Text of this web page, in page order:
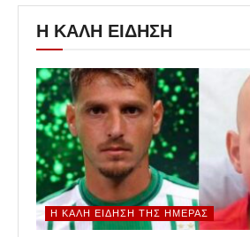
Η ΚΑΛΗ ΕΙΔΗΣΗ
Η ΚΑΛΉ ΕΊΔΗΣΗ ΤΗΣ ΗΜΈΡΑΣ